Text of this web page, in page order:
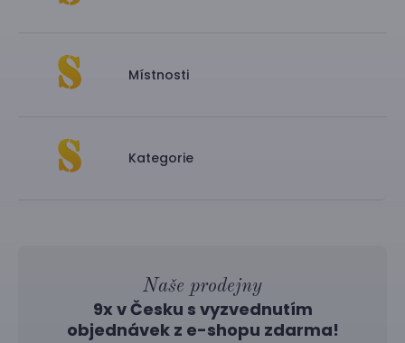
Místnosti
Kategorie
Naše prodejny
9x v Česku s vyzvednutím
objednávek z e-shopu zdarma!